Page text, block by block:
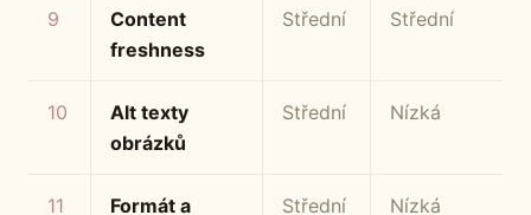
9
Content
freshness
Střední Střední
10
Alt texty
obrázků
Střední Nízká
11 Formát a Střední Nízká